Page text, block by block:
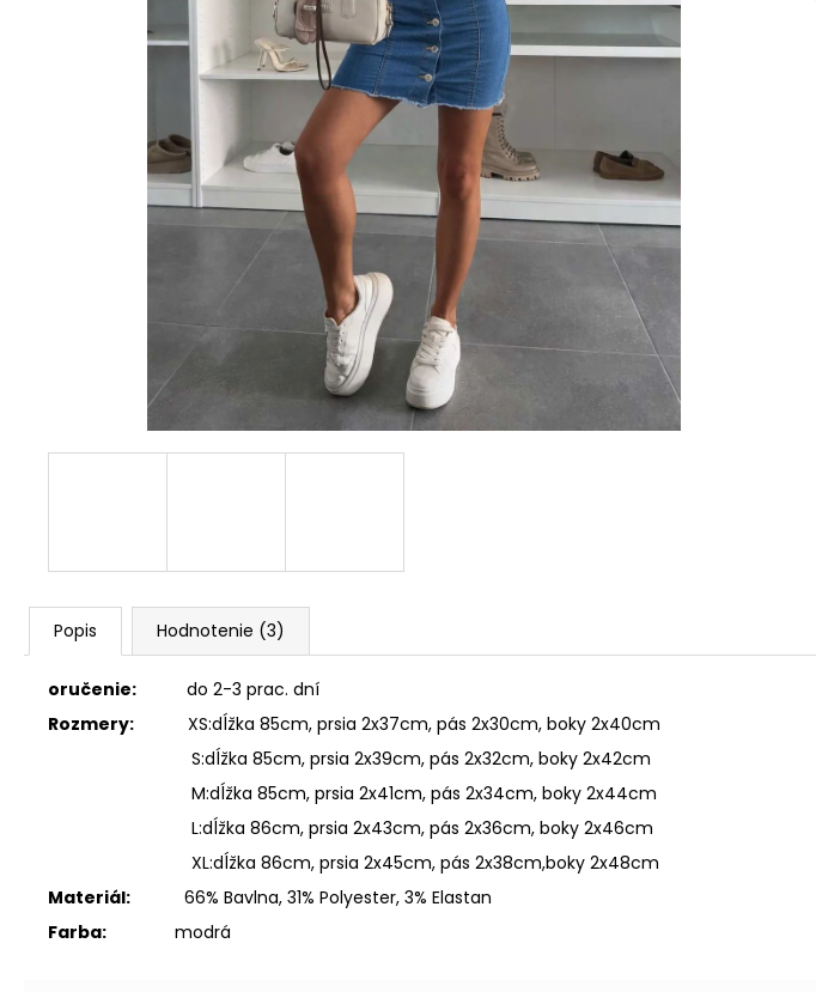
Popis Hodnotenie (3)
oručenie: do 2-3 prac. dní
Rozmery: XS:dĺžka 85cm, prsia 2x37cm, pás 2x30cm, boky 2x40cm
S:dĺžka 85cm, prsia 2x39cm, pás 2x32cm, boky 2x42cm
M:dĺžka 85cm, prsia 2x41cm, pás 2x34cm, boky 2x44cm
L:dĺžka 86cm, prsia 2x43cm, pás 2x36cm, boky 2x46cm
XL:dĺžka 86cm, prsia 2x45cm, pás 2x38cm,boky 2x48cm
Materiál: 66% Bavlna, 31% Polyester, 3% Elastan
Farba: modrá